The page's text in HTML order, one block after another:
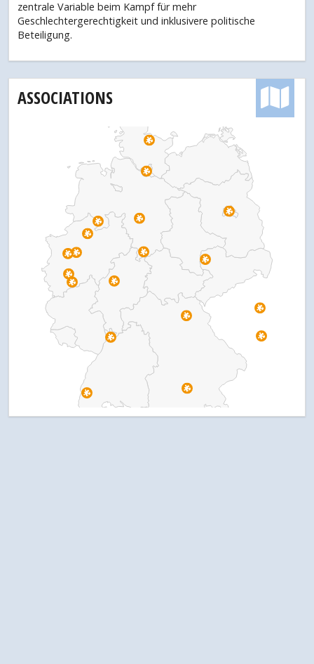
zentrale Variable beim Kampf für mehr
Geschlechtergerechtigkeit und inklusivere politische
Beteiligung.
ASSOCIATIONS